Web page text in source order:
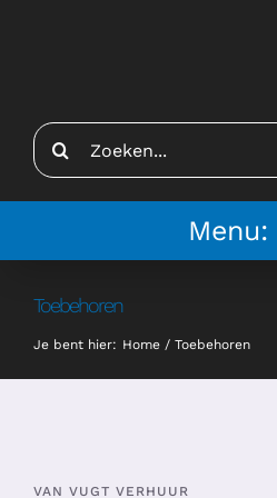
Zoeken
naar:
Menu:
Tenten
Toebehoren
Je bent hier: Home Toebehoren
VAN VUGT VERHUUR